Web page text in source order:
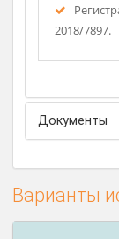
опоры.
(ножки и
2018/